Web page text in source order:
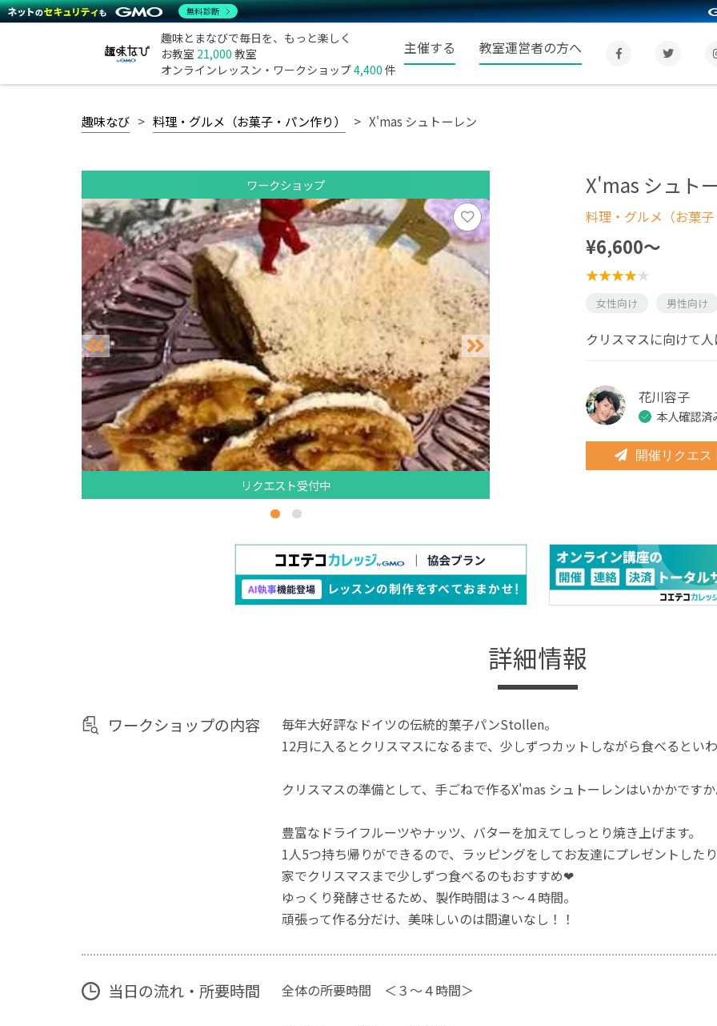
趣味とまなびで毎日を、もっと楽しく
お教室 21,000 教室
オンラインレッスン・ワークショップ4,400 件
主催する 教室運営者の方へ
趣味なび 料理・グルメ（お菓子・パン作り） X'mas シュトーレン
ワークショップ
リクエスト受付中
X'mas シュト
料理・グルメ（お菓子
¥6,600〜
女性向け 男性向け
クリスマスに向けて人
花川容子
本人確認済
開催リクエス
詳細情報
ワークショップの内容
毎年大好評なドイツの伝統的菓子パンStollen。
12月に入るとクリスマスになるまで、少しずつカットしながら食べるといわ
クリスマスの準備として、手ごねで作るX'mas シュトーレンはいかかですか
豊富なドライフルーツやナッツ、バターを加えてしっとり焼き上げます。
1人5つ持ち帰りができるので、ラッピングをしてお友達にプレゼントしたり
家でクリスマスまで少しずつ食べるのもおすすめ❤
ゆっくり発酵させるため、製作時間は３～４時間。
頑張って作る分だけ、美味しいのは間違いなし！！
当日の流れ・所要時間 全体の所要時間 ＜３～４時間＞
無料診断